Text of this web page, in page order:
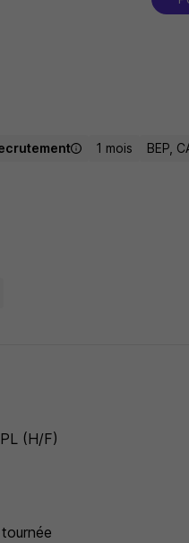
1 mois
BEP,
(H/F)